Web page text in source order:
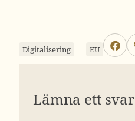
Digitalisering EU
Lämna ett svar